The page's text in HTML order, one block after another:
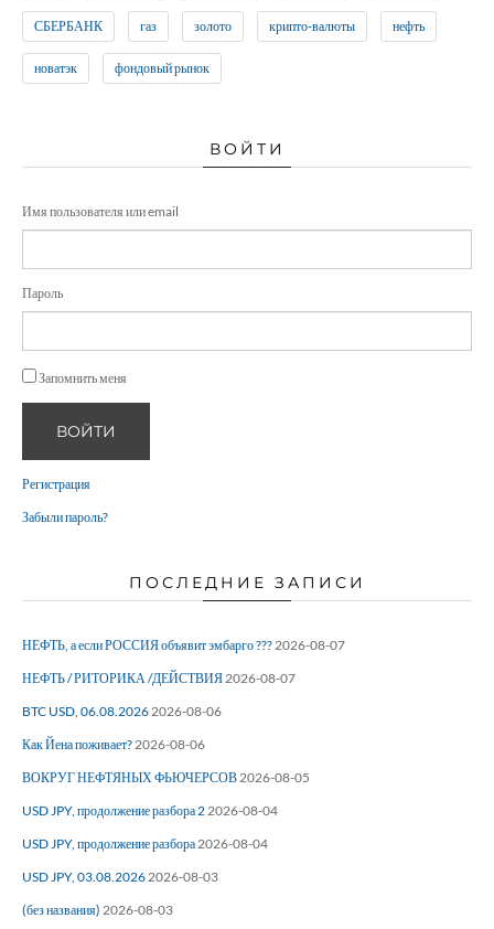
СБЕРБАНК газ золото крипто-валюты нефть
новатэк фондовый рынок
ВОЙТИ
Имя пользователя или email
Пароль
Запомнить меня
ВОЙТИ
Регистрация
Забыли пароль?
ПОСЛЕДНИЕ ЗАПИСИ
НЕФТЬ, а если РОССИЯ объявит эмбарго ??? 2026-08-07
НЕФТЬ / РИТОРИКА /ДЕЙСТВИЯ 2026-08-07
BTC USD, 06.08.2026 2026-08-06
Как Йена поживает? 2026-08-06
ВОКРУГ НЕФТЯНЫХ ФЬЮЧЕРСОВ 2026-08-05
USD JPY, продолжение разбора 2 2026-08-04
USD JPY, продолжение разбора 2026-08-04
USD JPY, 03.08.2026 2026-08-03
(без названия) 2026-08-03